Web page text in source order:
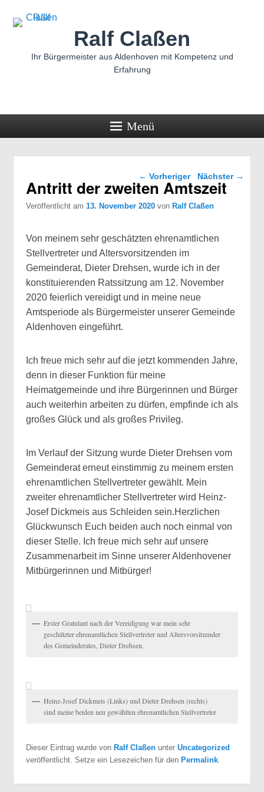
Ralf Claßen
Ihr Bürgermeister aus Aldenhoven mit Kompetenz und
Erfahrung
Menü
Beitragsnavigation
← Vorheriger Nächster →
Antritt der zweiten Amtszeit
Veröffentlicht am 13. November 2020 von Ralf Claßen
Von meinem sehr geschätzten ehrenamtlichen
Stellvertreter und Altersvorsitzenden im
Gemeinderat, Dieter Drehsen, wurde ich in der
konstituierenden Ratssitzung am 12. November
2020 feierlich vereidigt und in meine neue
Amtsperiode als Bürgermeister unserer Gemeinde
Aldenhoven eingeführt.
Ich freue mich sehr auf die jetzt kommenden Jahre,
denn in dieser Funktion für meine
Heimatgemeinde und ihre Bürgerinnen und Bürger
auch weiterhin arbeiten zu dürfen, empfinde ich als
großes Glück und als großes Privileg.
Im Verlauf der Sitzung wurde Dieter Drehsen vom
Gemeinderat erneut einstimmig zu meinem ersten
ehrenamtlichen Stellvertreter gewählt. Mein
zweiter ehrenamtlicher Stellvertreter wird Heinz-
Josef Dickmeis aus Schleiden sein.Herzlichen
Glückwunsch Euch beiden auch noch einmal von
dieser Stelle. Ich freue mich sehr auf unsere
Zusammenarbeit im Sinne unserer Aldenhovener
Mitbürgerinnen und Mitbürger!
Erster Gratulant nach der Vereidigung war mein sehr
geschätzter ehrenamtlichen Stellvertreter und Altersvorsitzender
des Gemeinderates, Dieter Drehsen.
Heinz-Josef Dickmeis (Links) und Dieter Drehsen (rechts)
sind meine beiden neu gewählten ehrenamtlichen Stellvertreter
Dieser Eintrag wurde von Ralf Claßenunter Uncategorized
veröffentlicht. Setze ein Lesezeichen für den Permalink.